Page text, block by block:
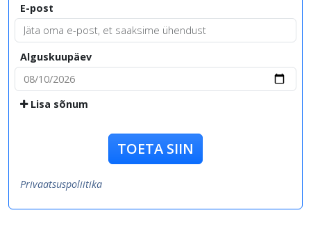
E-post
Alguskuupäev
Lisa sõnum
TOETA SIIN
Privaatsuspoliitika